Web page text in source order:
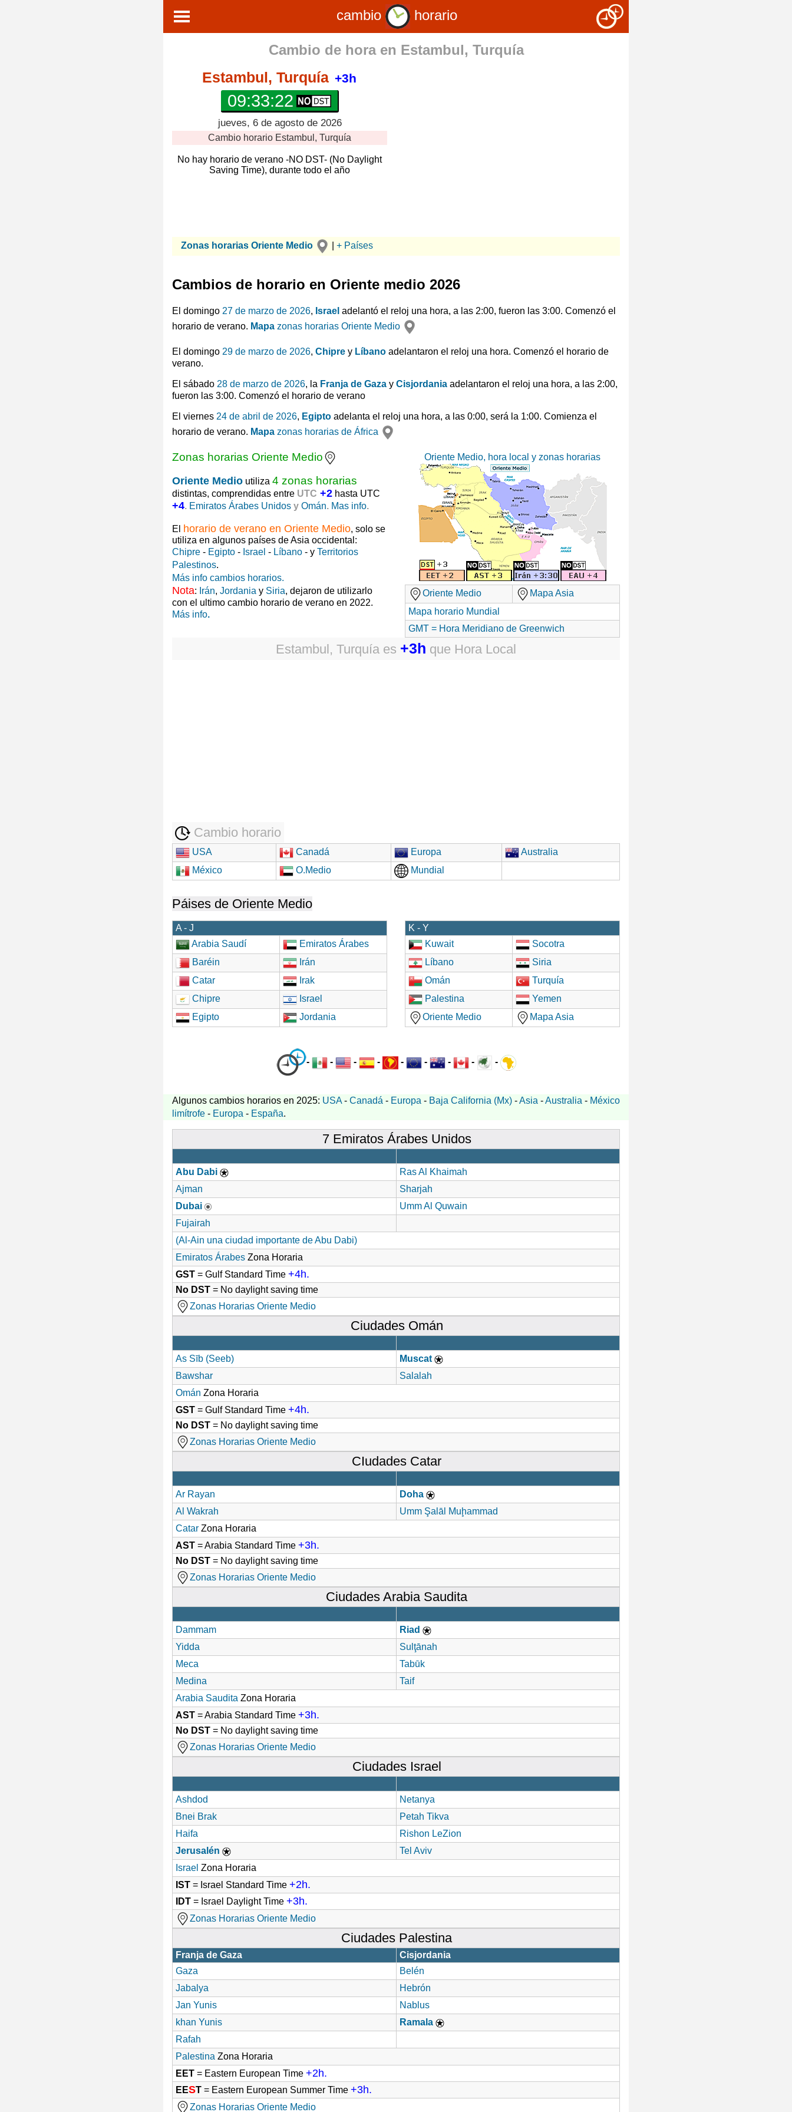
cambio horario
Cambio de hora en Estambul, Turquía
Estambul, Turquía +3h
09:33:23
jueves, 6 de agosto de 2026
Cambio horario Estambul, Turquía
No hay horario de verano -NO DST- (No Daylight
Saving Time), durante todo el año
Zonas horarias Oriente Medio + Países
Cambios de horario en Oriente medio 2026
El domingo 27 de marzo de 2026, Israel adelantó el reloj una hora, a las 2:00, fueron las 3:00. Comenzó el
horario de verano. Mapa zonas horarias Oriente Medio
El domingo 29 de marzo de 2026, Chipre y Líbano adelantaron el reloj una hora. Comenzó el horario de
verano.
El sábado 28 de marzo de 2026, la Franja de Gaza y Cisjordania adelantaron el reloj una hora, a las 2:00,
fueron las 3:00. Comenzó el horario de verano
El viernes 24 de abril de 2026, Egipto adelanta el reloj una hora, a las 0:00, será la 1:00. Comienza el
horario de verano. Mapa zonas horarias de África
Zonas horarias Oriente Medio
Oriente Medio utiliza 4 zonas horarias
distintas, comprendidas entre UTC +2 hasta UTC
+4. Emiratos Árabes Unidos y Omán. Mas info.
El horario de verano en Oriente Medio, solo se
utiliza en algunos países de Asia occidental:
Chipre - Egipto - Israel - Líbano - y Territorios
Palestinos.
Más info cambios horarios.
Nota: Irán, Jordania y Siria, dejaron de utilizarlo
con el ultimo cambio horario de verano en 2022.
Más info.
Oriente Medio, hora local y zonas horarias
Oriente Medio
Mapa Asia
Mapa horario Mundial
GMT = Hora Meridiano de Greenwich
Estambul, Turquía es +3h que Hora Local
Cambio horario
USA Canadá Europa
Australia
México
O.Medio Mundial
Páises de Oriente Medio
A - J
Arabia Saudí
Emiratos Árabes
Baréin
Irán
Catar
Irak
Chipre
Israel
Egipto
Jordania
K - Y
Kuwait
Socotra
Líbano
Siria
Omán
Turquía
Palestina
Yemen
Oriente Medio
Mapa Asia
- - - - - - - - -
Algunos cambios horarios en 2025: USA- Canadá - Europa - Baja California (Mx) -Asia -Australia - México
limítrofe - Europa - España.
7 Emiratos Árabes Unidos
Abu Dabi
Ras Al Khaimah
Ajman
Sharjah
Dubai
Umm Al Quwain
Fujairah
(Al-Ain una ciudad importante de Abu Dabi)
Emiratos Árabes Zona Horaria
GST = Gulf Standard Time +4h.
No DST = No daylight saving time
Zonas Horarias Oriente Medio
Ciudades Omán
As Sīb (Seeb)
Muscat
Bawshar
Salalah
Omán Zona Horaria
GST = Gulf Standard Time +4h.
No DST = No daylight saving time
Zonas Horarias Oriente Medio
CIudades Catar
Ar Rayan
Doha
Al Wakrah
Umm Şalāl Muḩammad
Catar Zona Horaria
AST = Arabia Standard Time +3h.
No DST = No daylight saving time
Zonas Horarias Oriente Medio
Ciudades Arabia Saudita
Dammam
Riad
Yidda
Sulţānah
Meca
Tabūk
Medina
Taif
Arabia Saudita Zona Horaria
AST = Arabia Standard Time +3h.
No DST = No daylight saving time
Zonas Horarias Oriente Medio
Ciudades Israel
Ashdod
Netanya
Bnei Brak
Petah Tikva
Haifa
Rishon LeZion
Jerusalén
Tel Aviv
Israel Zona Horaria
IST = Israel Standard Time +2h.
IDT = Israel Daylight Time +3h.
Zonas Horarias Oriente Medio
Ciudades Palestina
Franja de Gaza
Cisjordania
Gaza
Belén
Jabalya
Hebrón
Jan Yunis
Nablus
khan Yunis
Ramala
Rafah
Palestina Zona Horaria
EET = Eastern European Time +2h.
EEST = Eastern European Summer Time +3h.
Zonas Horarias Oriente Medio